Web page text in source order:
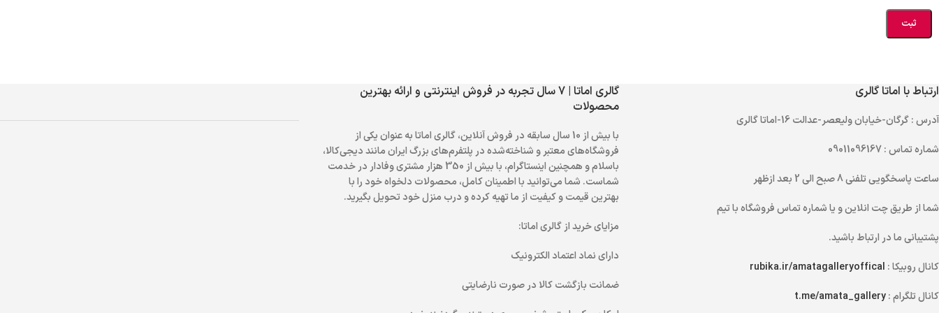
ارتباط با اماتا گالری
آدرس: گرگان-خیابان ولیعصر-عدالت 16-اماتا گالری
شماره تماس: 09011096167
ساعت پاسخگویی تلفنی
شما از طریقچت انلاینو یاشماره تماسفروشگاه با تیم
پشتیبانی ما در ارتباط باشید.
کانال روبیکا : rubika.ir/amatagalleryoffical
کانال تلگرام :t.me/amata_gallery
گالری اماتا | 7 سال تجربه در فروش اینترنتی و ارائه بهترین
محصولات
با بیش از 10 سال سابقه در فروش آنلاین، گالری اماتا به عنوان یکی از
فروشگاه‌های معتبر و شناخته‌شده در پلتفرم‌های بزرگ ایران مانند دیجی‌کالا،
باسلام و همچنین اینستاگرام، با بیش از 350 هزار مشتری وفادار در خدمت
شماست. شما می‌توانید با اطمینان کامل، محصولات دلخواه خود را با
بهترین قیمت و کیفیت از ما تهیه کرده و درب منزل خود تحویل بگیرید.
مزایای خرید از گالری اماتا:
دارای نماد اعتماد الکترونیک
ضمانت بازگشت کالا در صورت نارضایتی